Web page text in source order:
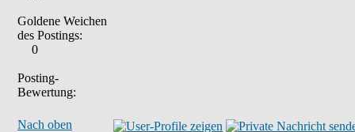
Goldene Weichen
des Postings:
0
Posting-
Bewertung:
Nach oben